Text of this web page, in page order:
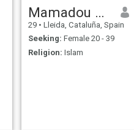
Mamadou Lamine Cisse
29 • Lleida, Cataluña, Spain
Seeking: Female 20 - 39
Religion: Islam